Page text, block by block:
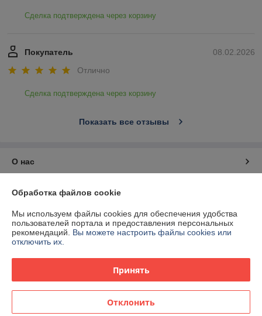
Сделка подтверждена через корзину
08.02.2026
Покупатель
Отлично
Сделка подтверждена через корзину
Показать все отзывы
О нас
Контакты
Доставка и оплата
График работы
Политика обработки cookies
Обработка файлов cookie
Мы используем файлы cookies для обеспечения удобства
пользователей портала и предоставления персональных
рекомендаций. Вы можете настроить файлы cookies или
отключить их.
Принять
Отклонить